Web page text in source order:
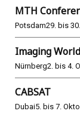
MTH
Potsdam29. bis
Imaging World
Nürnberg2. bis 4.
CABSAT
Dubai5. bis 7.